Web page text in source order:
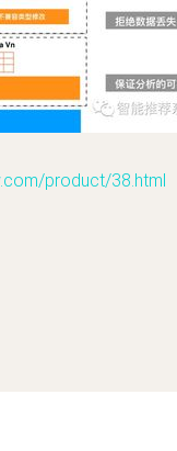
product/38.html